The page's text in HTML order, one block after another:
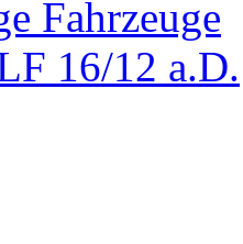
Fahrzeuge
16/12 a.D.